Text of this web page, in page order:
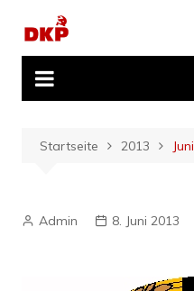
Inhalt
springen
Startseite 2013 Juni
Admin 8. Juni 2013